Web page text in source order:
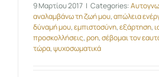
9 Μαρτίου 2017 | Categories:
αναλαμβάνω τη ζωή μου,απώλεια
δύναμή μου,εμπιστοσύνη,εξάρτηση,
προσκολλήσεις,ροη,σέβομαι τον
τώρα,ψυχοσωματικά